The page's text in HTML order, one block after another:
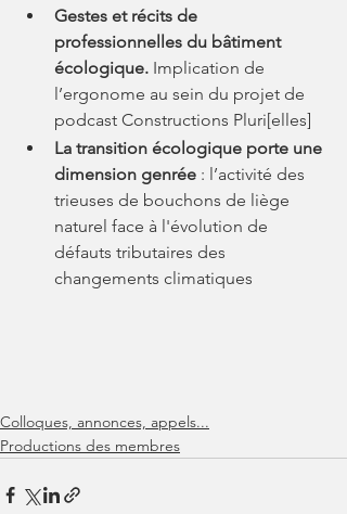
Gestes et récits de
professionnelles du bâtiment
écologique. Implication de
l’ergonome au sein du projet de
podcast Constructions Pluri[elles]
La transition écologique porte une
dimension genrée : l’activité des
trieuses de bouchons de liège
naturel face à l'évolution de
défauts tributaires des
changements climatiques
Colloques, annonces, appels...
Productions des membres